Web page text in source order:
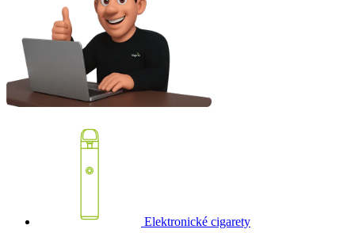
Elektronické cigarety